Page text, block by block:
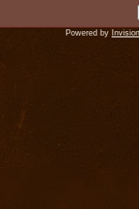
Powered by